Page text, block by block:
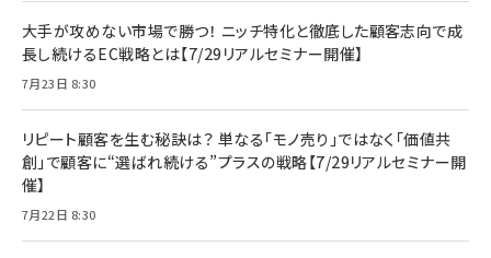
大手が攻めない市場で勝つ！ ニッチ特化と徹底した顧客志向で成
長し続けるEC戦略とは【7/29リアルセミナー開催】
7月23日 8:30
リピート顧客を生む秘訣は？ 単なる「モノ売り」ではなく「価値共
創」で顧客に“選ばれ続ける”プラスの戦略【7/29リアルセミナー開
催】
7月22日 8:30